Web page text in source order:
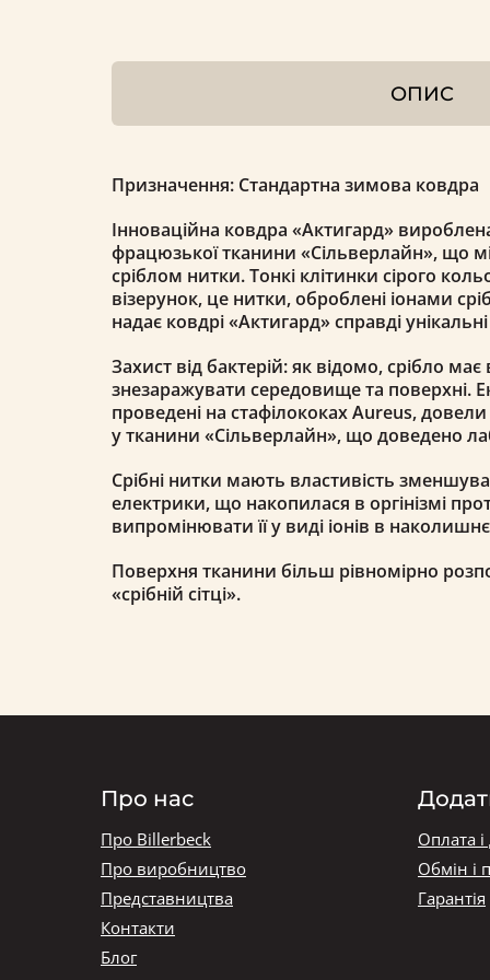
ОПИС
Призначення: Стандартна зимова ковдра
Інноваційна ковдра «Актигард»
фрацюзької тканини «Сільверлайн», що
сріблом нитки. Тонкі клітинки сірого
візерунок, це нитки, оброблені іонами
надає ковдрі «Актигард» справді
Захист від бактерій: як відомо, срібло має
знезаражувати середовище та поверхні.
проведені на стафілококах Aureus,
у тканини «Сільверлайн», що доведено
Срібні нитки мають властивість
електрики, що накопилася в оргінізмі
випромінювати її у виді іонів в
Поверхня тканини більш рівномірно
«срібній сітці».
Про нас
Про Billerbeck
Про виробництво
Представництва
Контакти
Блог
Оплата і
Обмін і
Гарантія